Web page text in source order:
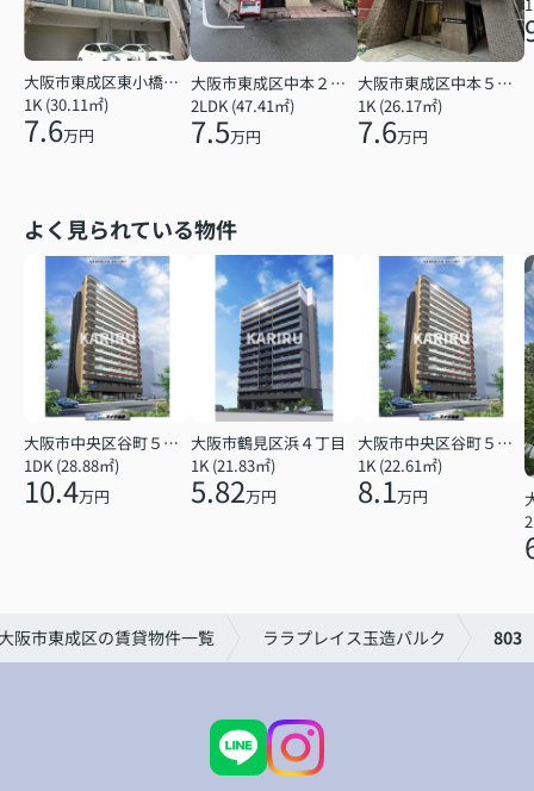
大阪市東成区東小橋１丁目
1K (30.11㎡)
7.6万円
大阪市東成区中本２丁目
2LDK (47.41㎡)
7.5万円
大阪市東成区中本５丁目
1K (26.17㎡)
7.6万円
よく見られている物件
大阪市中央区谷町５丁目
1DK (28.88㎡)
10.4万円
大阪市鶴見区浜４丁目
1K (21.83㎡)
5.82万円
大阪市中央区谷町５丁目
1K (22.61㎡)
8.1万円
阪市東成区の賃貸物件一覧 ララプレイス玉造パルク 803